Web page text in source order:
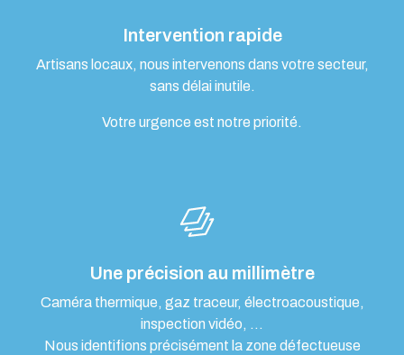
Intervention rapide
Artisans locaux, nous intervenons dans votre secteur,
sans délai inutile.
Votre urgence est notre priorité.
Une précision au millimètre
Caméra thermique, gaz traceur, électroacoustique,
inspection vidéo, …
Nous identifions précisément la zone défectueuse